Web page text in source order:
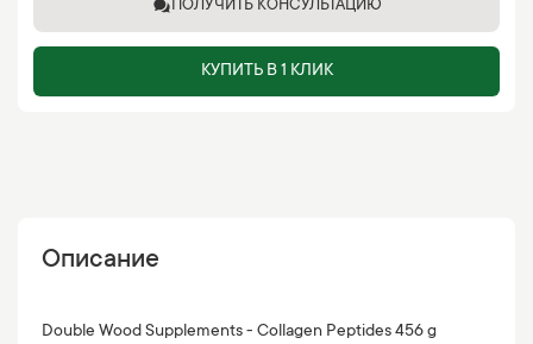
ПОЛУЧИТЬ КОНСУЛЬТАЦИЮ
КУПИТЬ В 1 КЛИК
Описание
Double Wood Supplements - Collagen Peptides 456 g